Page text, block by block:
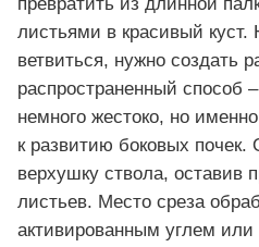
листьями в красивый куст.
ветвиться, нужно создать
распространенный способ
немного жестоко, но
к развитию боковых почек.
верхушку ствола, оставив
листьев. Место среза
активированным углем